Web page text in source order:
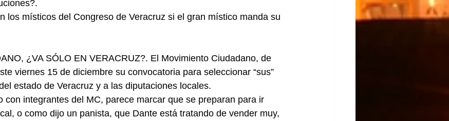
los místicos del Congreso de Veracruz si el gran místico manda su
¿VA SÓLO EN VERACRUZ?. El Movimiento Ciudadano, de
viernes 15 de diciembre su convocatoria para seleccionar “sus”
estado de Veracruz y a las diputaciones locales.
con integrantes del MC, parece marcar que se preparan para ir
o como dijo un panista, que Dante está tratando de vender muy,